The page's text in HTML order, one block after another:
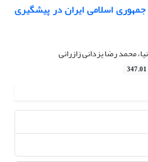
اسلامی ایران در پیشگیری
محمد رضا یزدانی زازرانی